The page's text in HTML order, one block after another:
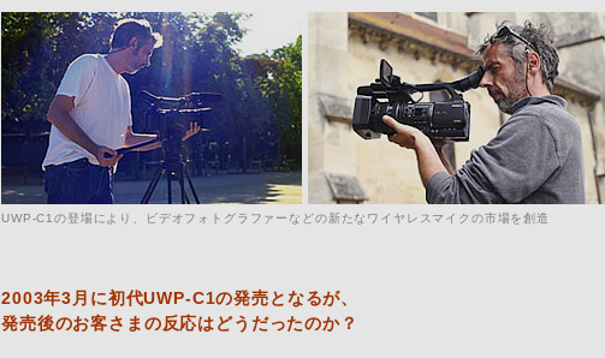
UWP-C1の登場により、ビデオフォトグラファーなどの新たなワイヤレスマイクの市場を創造
2003年3月に初代UWP-C1の発売となるが、
発売後のお客さまの反応はどうだったのか？